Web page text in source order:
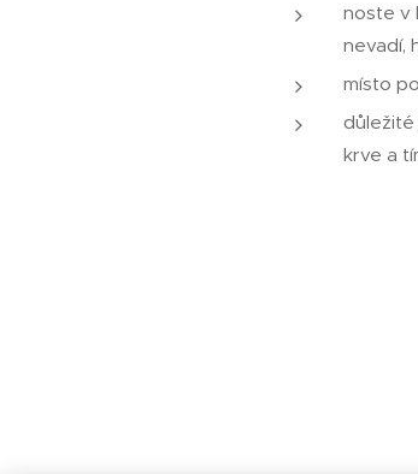
noste v
nevadí,
místo
důležité
krve a